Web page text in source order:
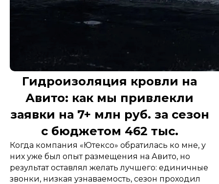
Гидроизоляция кровли на
Авито: как мы привлекли
заявки на 7+ млн руб. за сезон
с бюджетом 462 тыс.
Когда компания «Ютексо» обратилась ко мне, у
них уже был опыт размещения на Авито, но
результат оставлял желать лучшего: единичные
звонки, низкая узнаваемость, сезон проходил